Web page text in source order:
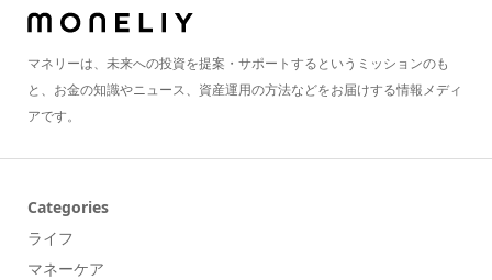
マネリーは、未来への投資を提案・サポートするというミッションのも
と、お金の知識やニュース、資産運用の方法などをお届けする情報メディ
アです。
Categories
ライフ
マネーケア